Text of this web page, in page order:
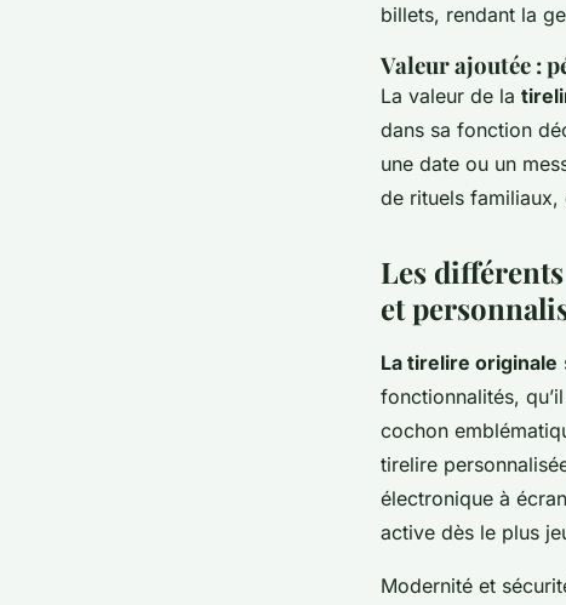
billets, rendant la
Valeur ajoutée :
La valeur de la
dans sa fonction
une date ou un
de rituels familiaux,
Les
et
La tirelire originale
fonctionnalités,
cochon
tirelire
électronique à
active dès le plus
Modernité et